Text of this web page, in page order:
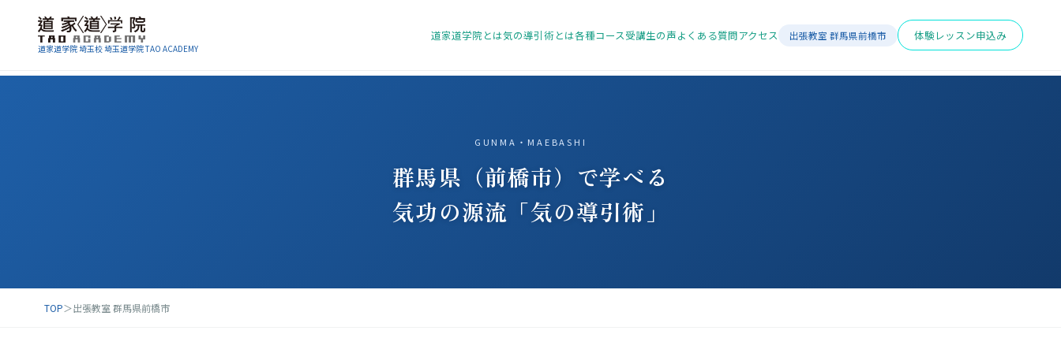
道家道学院 埼玉校 埼玉道学院 TAO ACADEMY
道家道学院とは気の導引術とは各種コース受講生の声よくある質問アクセス 出張教室 群馬県前橋市 体験レッスン申込み
GUNMA・MAEBASHI
群馬県（前橋市）で学べる
気功の源流「気の導引術」
TOP＞出張教室 群馬県前橋市